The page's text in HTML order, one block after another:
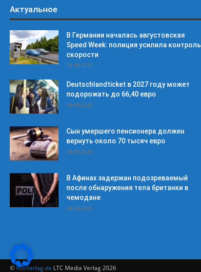
Актуальное
В Германии началась августовская
Speed Week: полиция усилила контроль
скорости
04.08.2026
Deutschlandticket в 2027 году может
подорожать до 66,40 евро
04.08.2026
Сын умершего пенсионера должен
вернуть около 70 тысяч евро
04.08.2026
В Афинах задержан подозреваемый
после обнаружения тела британки в
чемодане
04.08.2026
©RusVerlag.de LTC Media Verlag 2026